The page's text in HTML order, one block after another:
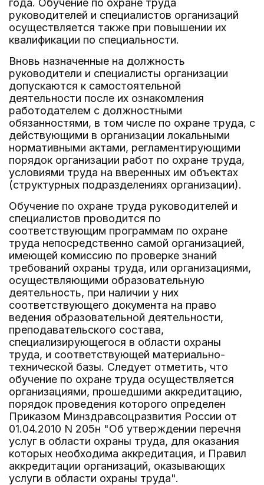
года. Обучение по охране труда
руководителей и специалистов организаций
осуществляется также при повышении их
квалификации по специальности.
Вновь назначенные на должность
руководители и специалисты организации
допускаются к самостоятельной
деятельности после их ознакомления
работодателем с должностными
обязанностями, в том числе по охране труда, с
действующими в организации локальными
нормативными актами, регламентирующими
порядок организации работ по охране труда,
условиями труда на вверенных им объектах
(структурных подразделениях организации).
Обучение по охране труда руководителей и
специалистов проводится по
соответствующим программам по охране
труда непосредственно самой организацией,
имеющей комиссию по проверке знаний
требований охраны труда, или организациями,
осуществляющими образовательную
деятельность, при наличии у них
соответствующего документа на право
ведения образовательной деятельности,
преподавательского состава,
специализирующегося в области охраны
труда, и соответствующей материально-
технической базы. Следует отметить, что
обучение по охране труда осуществляется
организациями, прошедшими аккредитацию,
порядок проведения которого определен
Приказом Минздравсоцразвития России от
01.04.2010 N 205н "Об утверждении перечня
услуг в области охраны труда, для оказания
которых необходима аккредитация, и Правил
аккредитации организаций, оказывающих
услуги в области охраны труда".